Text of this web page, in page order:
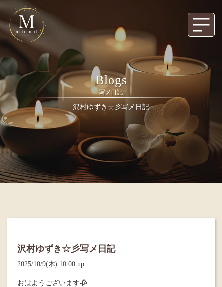
Blogs
写メ日記
沢村ゆずき☆彡写メ日記
沢村ゆずき☆彡写メ日記
2025/10/9(木) 10:00 up
おはようございます🥀